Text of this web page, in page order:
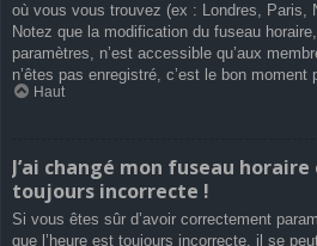
où vous vous trouvez (ex : Londres, Paris,
Notez que la modification du fuseau
paramètres, n’est accessible qu’aux
n’êtes pas enregistré, c’est le bon moment
Haut
J’ai changé mon fuseau
toujours incorrecte !
Si vous êtes sûr d’avoir correctement
que l’heure est toujours incorrecte, il se